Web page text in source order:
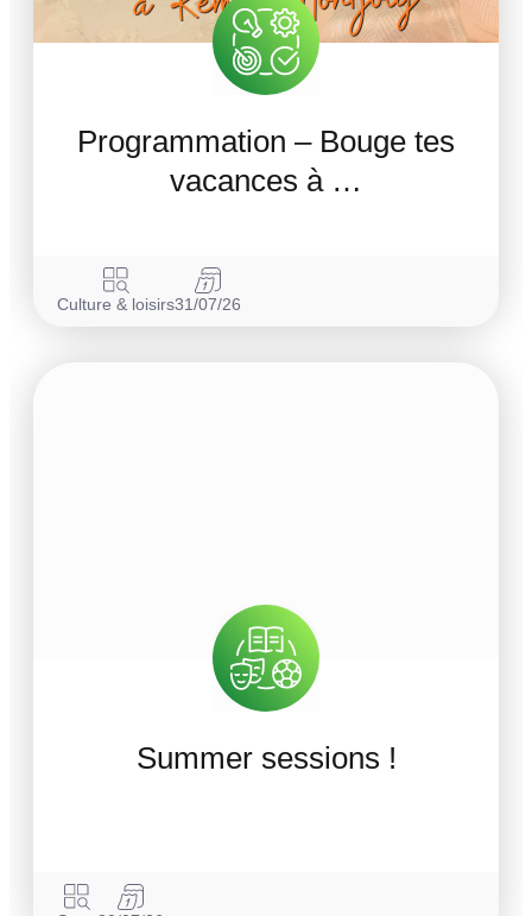
Programmation – Bouge tes
vacances à …
Culture & loisirs31/07/26
Summer sessions !